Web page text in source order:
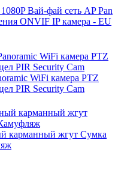
Вай-фай сеть AP Pan
ONVIF IP камера - EU
WiFi камера PTZ
PIR Security Cam
карманный жгут Сумка